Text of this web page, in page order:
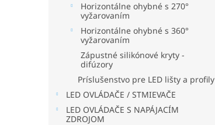
Horizontálne ohybné s 270°
vyžarovaním
Horizontálne ohybné s 360°
vyžarovaním
Zápustné silikónové kryty -
difúzory
Príslušenstvo pre LED lišty a profily
LED OVLÁDAČE / STMIEVAČE
LED OVLÁDAČE S NAPÁJACÍM
ZDROJOM